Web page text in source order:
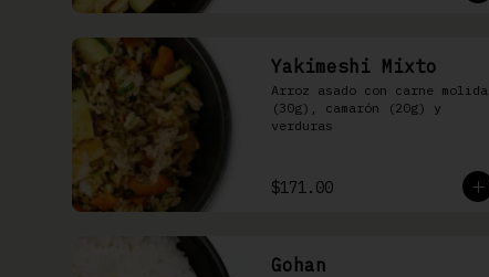
Yakimeshi Mixto
Arroz asado con carne molida
(30g), camarón (20g) y
verduras
$171.00
Gohan